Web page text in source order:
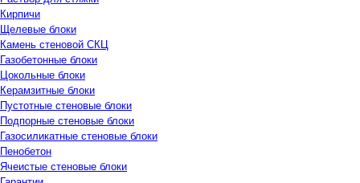
Кирпичи
Щелевые блоки
Камень стеновой СКЦ
Газобетонные блоки
Цокольные блоки
Керамзитные блоки
Пустотные стеновые блоки
Подпорные стеновые блоки
Газосиликатные стеновые блоки
Пенобетон
Ячеистые стеновые блоки